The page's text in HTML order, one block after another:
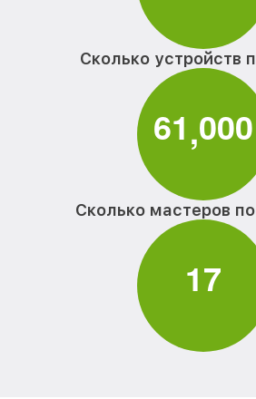
Сколько устройств
61,000
Сколько мастеров
17